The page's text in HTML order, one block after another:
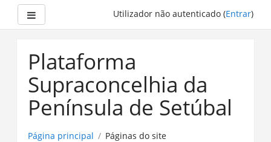
principal
Utilizador não autenticado (Entrar)
Plataforma
Supraconcelhia da
Península de Setúbal
Página principal
Páginas do site